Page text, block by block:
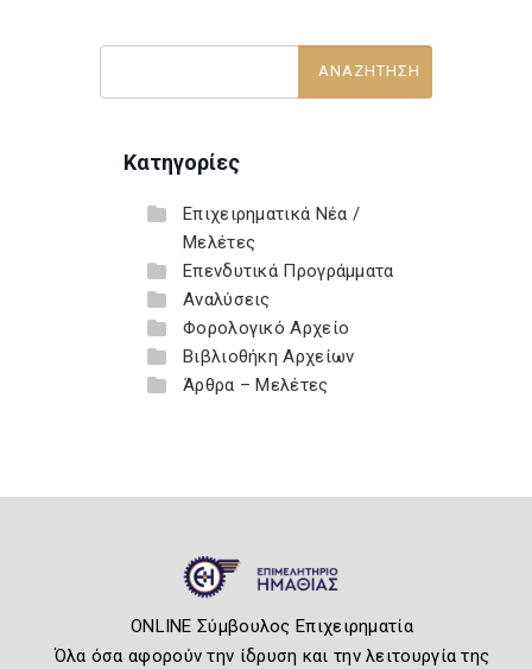
Κατηγορίες
Επιχειρηματικά Νέα /
Μελέτες
Επενδυτικά Προγράμματα
Αναλύσεις
Φορολογικό Αρχείο
Βιβλιοθήκη Αρχείων
Άρθρα – Μελέτες
ONLINE Σύμβουλος Επιχειρηματία
Όλα όσα αφορούν την ίδρυση και την λειτουργία της